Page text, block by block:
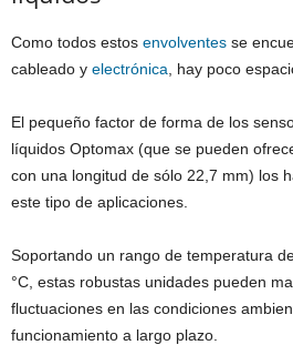
Como todos estos envolventes se
cableado y electrónica , hay poco
El pequeño factor de forma de los
líquidos Optomax (que se pueden
con una longitud de sólo 22,7 mm) los
este tipo de aplicaciones.
Soportando un rango de temperatura
°C, estas robustas unidades pueden
fluctuaciones en las condiciones
funcionamiento a largo plazo.